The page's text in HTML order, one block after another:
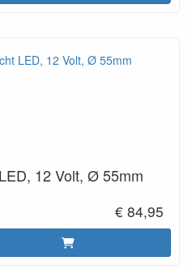
12 Volt, Ø 55mm
€ 84,95